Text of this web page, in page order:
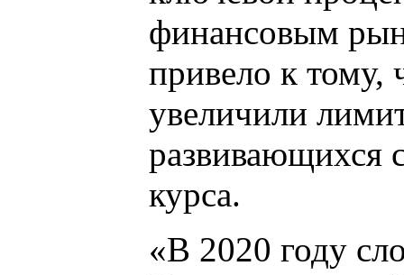
финансовым
привело к
увеличили
развивающихся
курса.
«В 2020 году